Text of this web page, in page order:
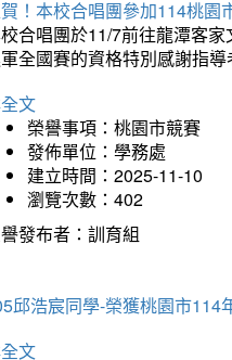
！本校合唱團參加114桃園
合唱團於11/7前往龍潭客
全國賽的資格特別感謝指
文
榮譽事項：桃園市競賽
發佈單位：學務處
建立時間：2025-11-10
瀏覽次數：402
發布者：訓育組
邱浩宸同學-榮獲桃園市114
文